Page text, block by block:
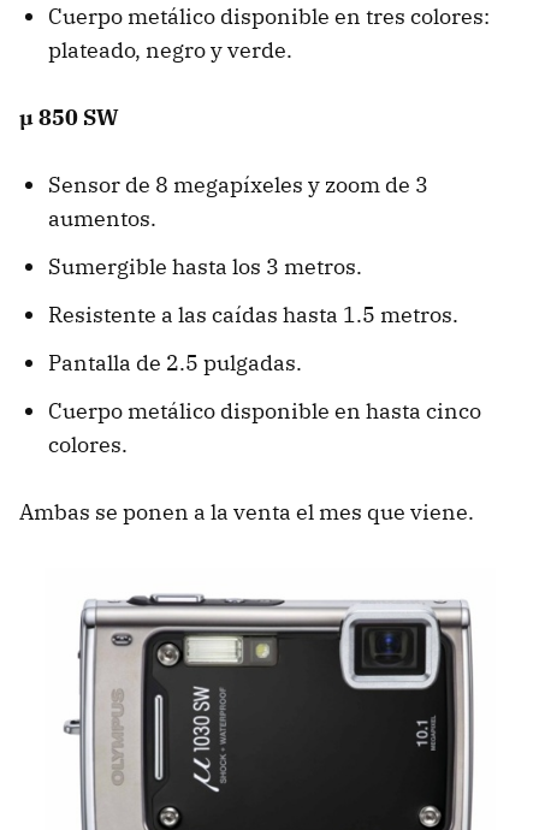
Cuerpo metálico disponible en tres colores:
plateado, negro y verde.
µ 850 SW
Sensor de 8 megapíxeles y zoom de 3
aumentos.
Sumergible hasta los 3 metros.
Resistente a las caídas hasta 1.5 metros.
Pantalla de 2.5 pulgadas.
Cuerpo metálico disponible en hasta cinco
colores.
Ambas se ponen a la venta el mes que viene.